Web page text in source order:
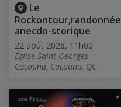
Le
Rockontour,randonnée
anecdo-storique
22 août 2026, 11h00
Église Saint-Georges
Cacouna, Cacouna, QC